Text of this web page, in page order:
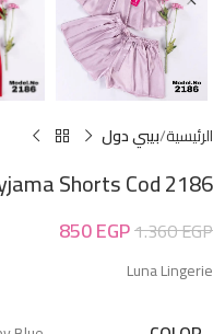
الرئيسية بيبي دول
Shorts Cod 2186
1.360EGP
850EGP
Luna Lingerie